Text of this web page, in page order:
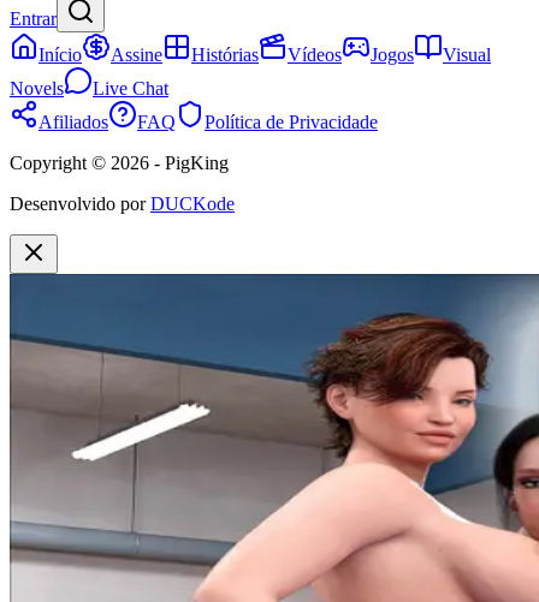
Entrar
Início
Assine Histórias Vídeos Jogos
Visual
Novels
Live Chat
Afiliados
FAQ
Política de Privacidade
Copyright © 2026 - PigKing
Desenvolvido por DUCKode